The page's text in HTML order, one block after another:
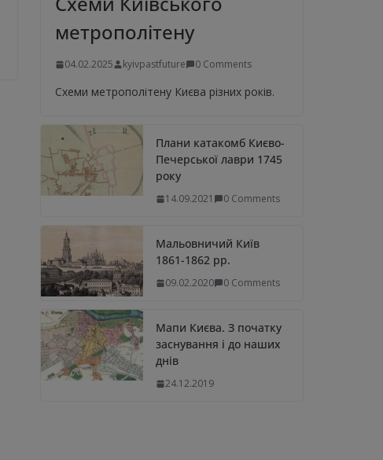
метрополітену
04.02.2025 kyivpastfuture 0 Comments
Схеми метрополітену Києва різних років.
Плани катакомб Києво-
Печерської лаври 1745
року
14.09.2021 0 Comments
Мальовничий Київ
1861-1862 рр.
09.02.2020 0 Comments
Мапи Києва. З початку
заснування і до наших
днів
24.12.2019